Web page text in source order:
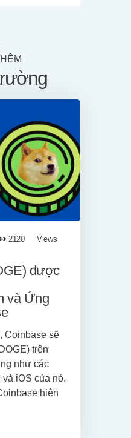
2120
Views
được
và Ứng
Coinbase sẽ
trên
như các
iOS của nó.
hiện